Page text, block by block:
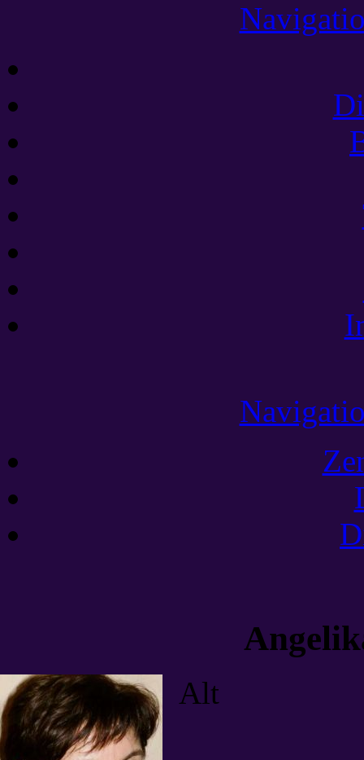
Alt